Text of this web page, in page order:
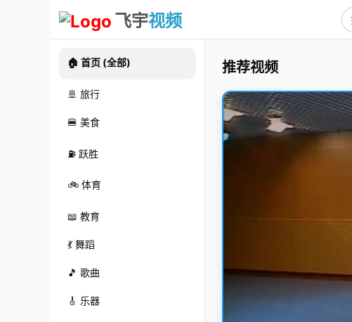
飞宇视频
🏠 首页 (全部)
🚢 旅行
🍔 美食
⛽ 跃胜
🚲 体育
📖 教育
💃 舞蹈
🎵 歌曲
🎸 乐器
推荐视频